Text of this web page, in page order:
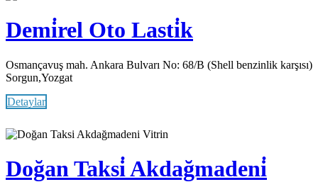
Demi̇rel Oto Lasti̇k
Osmançavuş mah. Ankara Bulvarı No: 68/B (Shell benzinlik karşısı)
Sorgun,Yozgat
Detaylar
Vitrin
Doğan Taksi̇ Akdağmadeni̇